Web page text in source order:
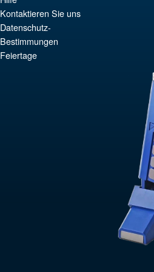
Kontaktieren Sie uns
Datenschutz-
Bestimmungen
Feiertage